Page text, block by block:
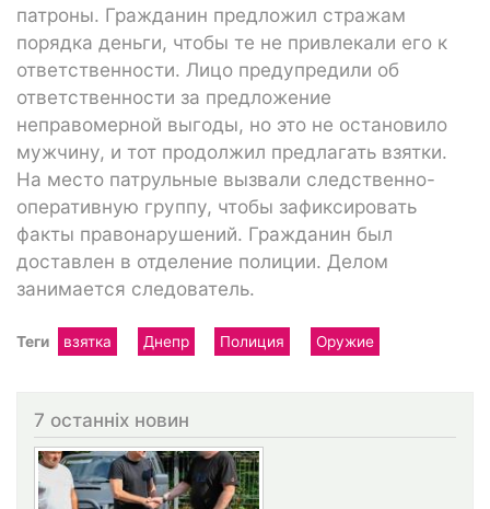
патроны. Гражданин предложил стражам
порядка деньги, чтобы те не привлекали его к
ответственности. Лицо предупредили об
ответственности за предложение
неправомерной выгоды, но это не остановило
мужчину, и тот продолжил предлагать взятки.
На место патрульные вызвали следственно-
оперативную группу, чтобы зафиксировать
факты правонарушений. Гражданин был
доставлен в отделение полиции. Делом
занимается следователь.
Теги взятка Днепр Полиция Оружие
7 останніх новин